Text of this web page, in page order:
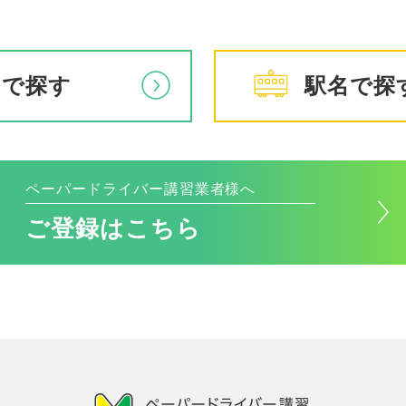
探す 駅名で探
ペーパードライバー講習業者様へ
ご登録はこちら